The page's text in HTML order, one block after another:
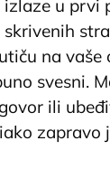
u prvi
na vaše
svesni.
ili
zapravo